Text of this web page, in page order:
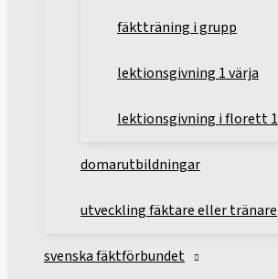
fäktträning i grupp
lektionsgivning 1 värja
lektionsgivning i florett 1
domarutbildningar
utveckling fäktare eller tränare
svenska fäktförbundet